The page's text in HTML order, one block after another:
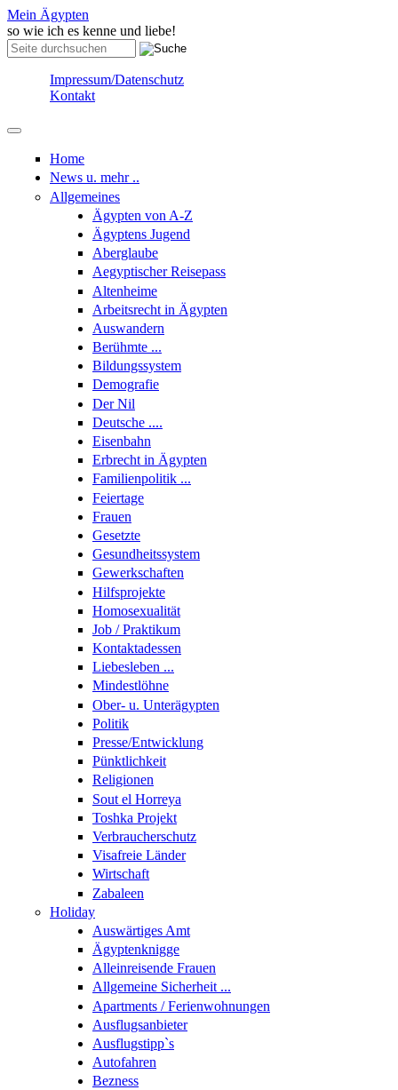
Skip to content
Skip to navigation
Mein Ägypten
so wie ich es kenne und liebe!
Suche
Impressum/Datenschutz
Kontakt
Home
News u. mehr ..
Allgemeines
Ägypten von A-Z
Ägyptens Jugend
Aberglaube
Aegyptischer Reisepass
Altenheime
Arbeitsrecht in Ägypten
Auswandern
Berühmte ...
Bildungssystem
Demografie
Der Nil
Deutsche ....
Eisenbahn
Erbrecht in Ägypten
Familienpolitik ...
Feiertage
Frauen
Gesetzte
Gesundheitssystem
Gewerkschaften
Hilfsprojekte
Homosexualität
Job / Praktikum
Kontaktadessen
Liebesleben ...
Mindestlöhne
Ober- u. Unterägypten
Politik
Presse/Entwicklung
Pünktlichkeit
Religionen
Sout el Horreya
Toshka Projekt
Verbraucherschutz
Visafreie Länder
Wirtschaft
Zabaleen
Holiday
Auswärtiges Amt
Ägyptenknigge
Alleinreisende Frauen
Allgemeine Sicherheit ...
Apartments / Ferienwohnungen
Ausflugsanbieter
Ausflugstipp`s
Autofahren
Bezness